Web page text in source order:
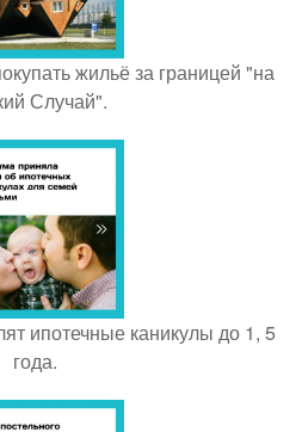
жильё за границей "на
Случай".
ипотечные каникулы до 1, 5
года.